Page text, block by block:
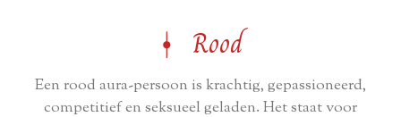
⍿ Rood
Een rood aura-persoon is krachtig, gepassioneerd,
competitief en seksueel geladen. Het staat voor